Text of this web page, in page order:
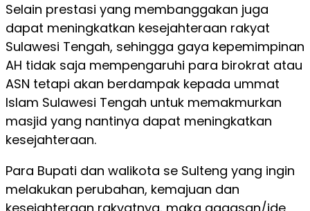
Selain prestasi yang membanggakan juga
dapat meningkatkan kesejahteraan rakyat
Sulawesi Tengah, sehingga gaya kepemimpinan
AH tidak saja mempengaruhi para birokrat atau
ASN tetapi akan berdampak kepada ummat
Islam Sulawesi Tengah untuk memakmurkan
masjid yang nantinya dapat meningkatkan
kesejahteraan.
Para Bupati dan walikota se Sulteng yang ingin
melakukan perubahan, kemajuan dan